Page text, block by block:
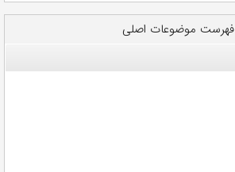
فهرست موضوعات اصلی